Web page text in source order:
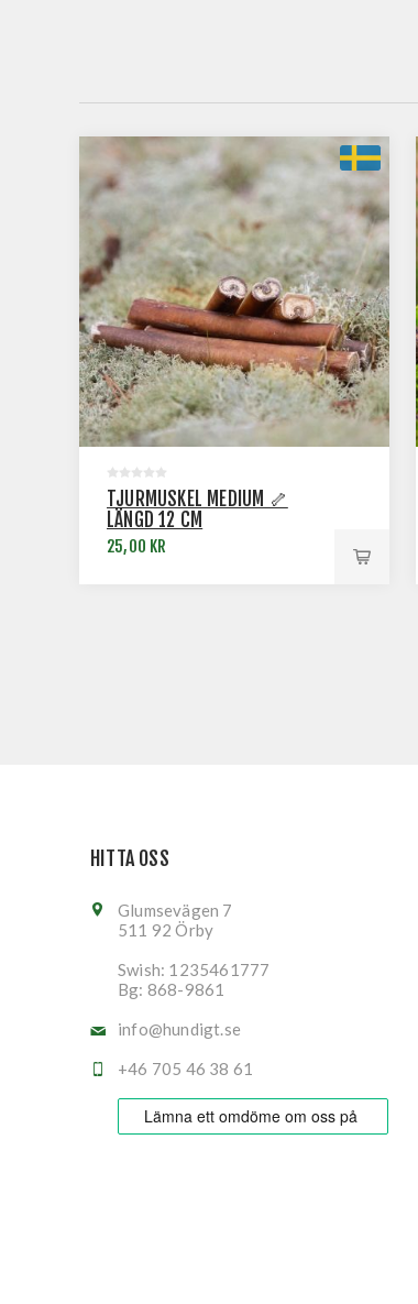
TJURMUSKEL MEDIUM 🦴
LÄNGD 12 CM
25,00 KR
HITTA OSS
Glumsevägen 7
511 92 Örby
Swish: 1235461777
Bg: 868-9861
info@hundigt.se
+46 705 46 38 61